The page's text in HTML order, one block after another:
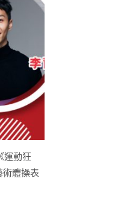
運動狂
體操表